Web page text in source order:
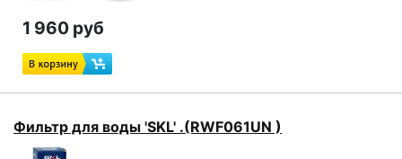
1 960 руб
Фильтр для воды 'SKL' .(RWF061UN )